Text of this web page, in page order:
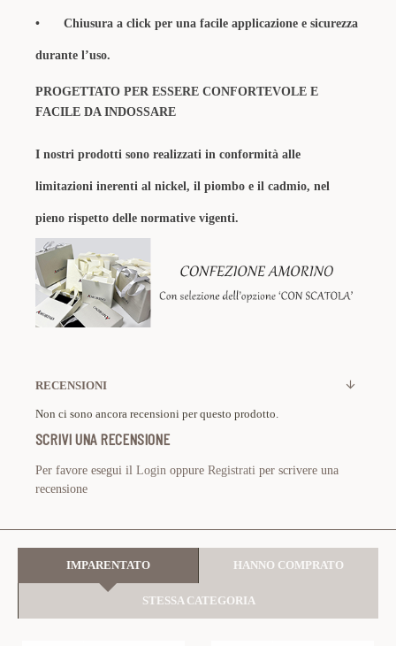
• Chiusura a click per una facile applicazione e sicurezza
durante l’uso.
PROGETTATO PER ESSERE CONFORTEVOLE E
FACILE DA INDOSSARE
I nostri prodotti sono realizzati in conformità alle
limitazioni inerenti al nickel, il piombo e il cadmio, nel
pieno rispetto delle normative vigenti.
RECENSIONI
Non ci sono ancora recensioni per questo prodotto.
SCRIVI UNA RECENSIONE
Per favore esegui il Login oppure Registrati per scrivere una
recensione
IMPARENTATO HANNO COMPRATO
STESSA CATEGORIA